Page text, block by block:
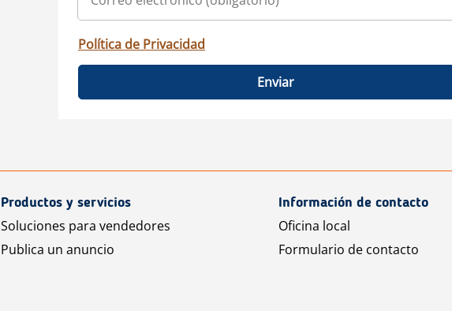
Política de Privacidad
Enviar
Productos y servicios
Soluciones para vendedores
Publica un anuncio
Información de contacto
Oficina local
Formulario de contacto